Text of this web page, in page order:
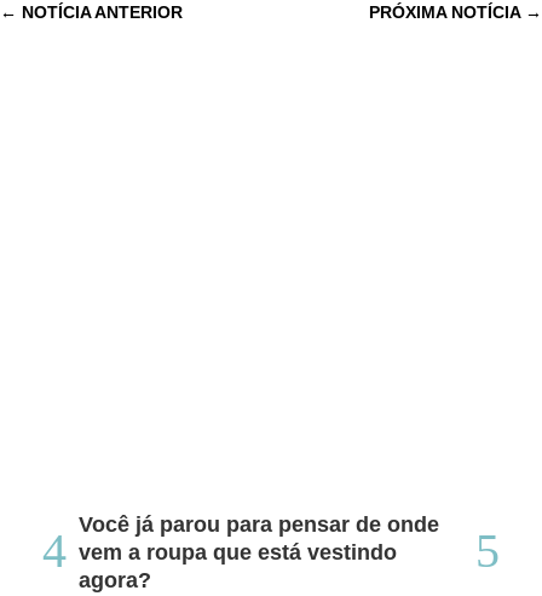
← NOTÍCIA ANTERIOR PRÓXIMA NOTÍCIA→
Você já parou para pensar de onde
vem a roupa que está vestindo
agora?